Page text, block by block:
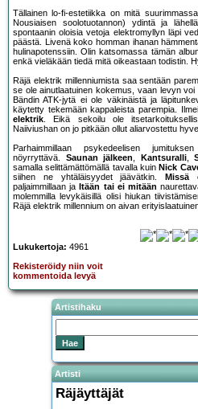
Tällainen lo-fi-estetiikka on mitä
Nousiaisen soolotuotannon) ydintä ja
spontaanin oloisia vetoja elektromyllyn läpi
päästä. Livenä koko homman ihanan
hulinapotenssiin. Olin katsomassa tämän
enkä vieläkään tiedä mitä oikeastaan todistin.
Räjä elektrik millenniumista saa sentään
se ole ainutlaatuinen kokemus, vaan levyn
Bändin ATK-jytä ei ole väkinäistä ja
käytetty tekemään kappaleista parempia.
elektrik. Eikä sekoilu ole
Naiiviushan on jo pitkään ollut aliarvostettu
Parhaimmillaan psykedeelisen
nöyrryttävä. Saunan jälkeen, Kantsuralli,
samalla selittämättömällä tavalla kuin Nick
siihen ne yhtäläisyydet jäävätkin.
Missä
paljaimmillaan ja Itään tai ei mitään
molemmilla levykäisillä olisi hiukan
Räjä elektrik millennium on aivan
Lukukertoja: 4961
Rekisteröidy niin voit
kommentoida levyä
Artistihaku
Artisti
Räjäyttäjät